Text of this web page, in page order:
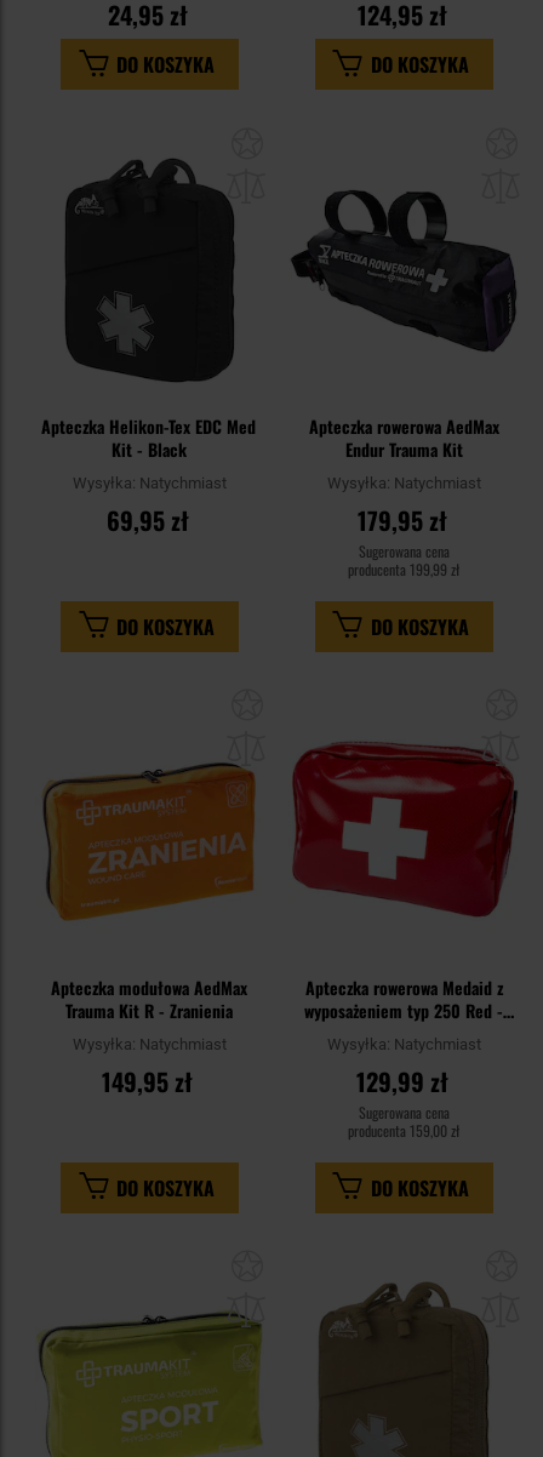
24,95 zł
DO KOSZYKA
124,95 zł
DO KOSZYKA
schowka
Apteczka Helikon-Tex EDC Med
Kit - Black
Wysyłka: Natychmiast
69,95 zł
DO KOSZYKA
Apteczka rowerowa AedMax
Endur Trauma Kit
Wysyłka: Natychmiast
179,95 zł
Sugerowana cena
producenta 199,99 zł
DO KOSZYKA
schowka
Apteczka modułowa AedMax
Trauma Kit R - Zranienia
Wysyłka: Natychmiast
149,95 zł
DO KOSZYKA
Apteczka rowerowa Medaid z
wyposażeniem typ 250 Red -
wodoodporna
Wysyłka: Natychmiast
129,99 zł
Sugerowana cena
producenta 159,00 zł
DO KOSZYKA
schowka